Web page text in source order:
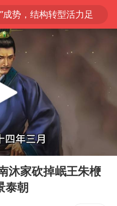
成势，结构转型活力足
海豚影响中国已成定局
价大幅跳涨
万提前续约值不值
求领导干部带头休假
不关空调 电费会更低吗
烈士安葬仪式举行
沐家砍掉岷王朱楩
泰朝